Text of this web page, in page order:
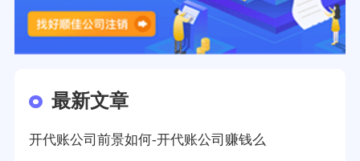
最新文章
开代账公司前景如何-开代账公司赚钱么